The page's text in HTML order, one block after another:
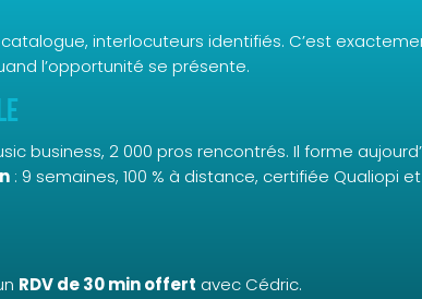
interlocuteurs identifiés. C’est
l’opportunité se présente.
business, 2 000 pros rencontrés. Il forme
: 9 semaines, 100 % à distance, certifiée Qualiopi
RDV de 30 min offert avec Cédric.